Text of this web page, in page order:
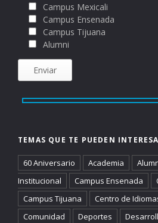
Campus Mexicali
Campus Ensenada
Campus Tijuana
Alumni
TEMAS QUE TE PUEDEN
60 Aniversario Academia
Institucional
Campus Ensenada
Campus Tijuana
Centro de
Comunidad
Deportes